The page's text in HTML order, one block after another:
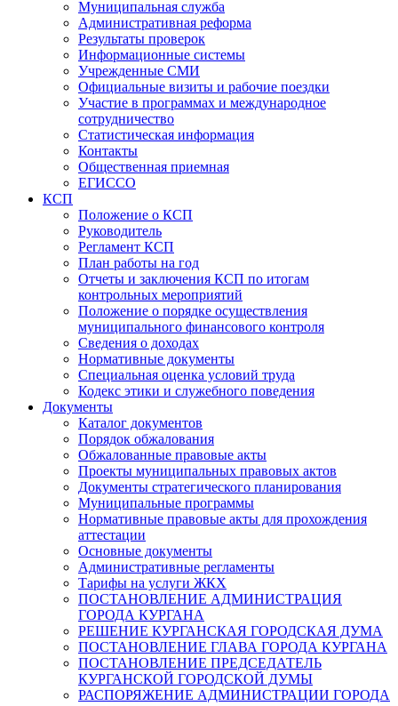
Муниципальная служба
Административная реформа
Результаты проверок
Информационные системы
Учрежденные СМИ
Официальные визиты и рабочие поездки
Участие в программах и международное
сотрудничество
Статистическая информация
Контакты
Общественная приемная
ЕГИССО
КСП
Положение о КСП
Руководитель
Регламент КСП
План работы на год
Отчеты и заключения КСП по итогам
контрольных мероприятий
Положение о порядке осуществления
муниципального финансового контроля
Сведения о доходах
Нормативные документы
Специальная оценка условий труда
Кодекс этики и служебного поведения
Документы
Каталог документов
Порядок обжалования
Обжалованные правовые акты
Проекты муниципальных правовых актов
Документы стратегического планирования
Муниципальные программы
Нормативные правовые акты для прохождения
аттестации
Основные документы
Административные регламенты
Тарифы на услуги ЖКХ
ПОСТАНОВЛЕНИЕ АДМИНИСТРАЦИЯ
ГОРОДА КУРГАНА
РЕШЕНИЕ КУРГАНСКАЯ ГОРОДСКАЯ ДУМА
ПОСТАНОВЛЕНИЕ ГЛАВА ГОРОДА КУРГАНА
ПОСТАНОВЛЕНИЕ ПРЕДСЕДАТЕЛЬ
КУРГАНСКОЙ ГОРОДСКОЙ ДУМЫ
РАСПОРЯЖЕНИЕ АДМИНИСТРАЦИИ ГОРОДА